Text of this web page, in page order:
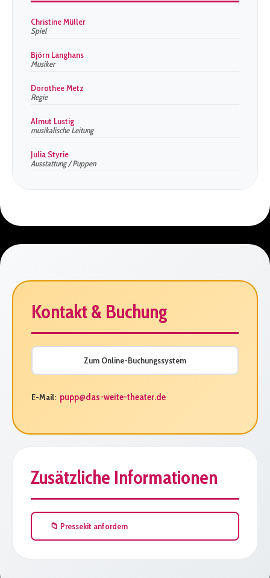
Christine Müller
Spiel
Björn Langhans
Musiker
Dorothee Metz
Regie
Almut Lustig
musikalische Leitung
Julia Styrie
Ausstattung / Puppen
Kontakt & Buchung
Zum Online-Buchungssystem
E-Mail: pupp@das-weite-theater.de
Zusätzliche Informationen
📁 Pressekit anfordern